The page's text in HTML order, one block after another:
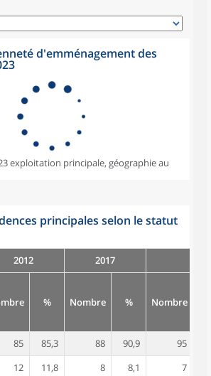
d'emménagement des
exploitation principale, géographie au
principales selon le statut
2012 2017
% Nombre % Nombre
85 85,3 88 90,9 95
12 11,8 8 8,1 7